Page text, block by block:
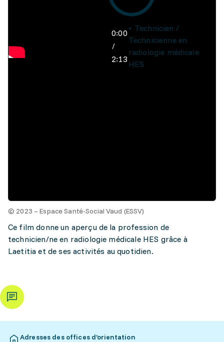
0:00
/
2:13
Technicien /
Technicienne en
radiologie médicale
HES
© 2023 – Espace Santé-Social Vaud (ESSV)
Ce film donne un aperçu de la profession de
technicien/ne en radiologie médicale HES grâce à
Laetitia et de ses activités au quotidien.
Adresses des offices d’orientation